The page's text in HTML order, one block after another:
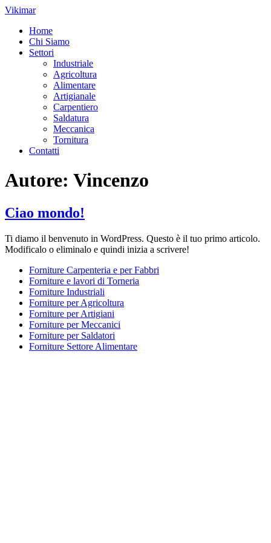
Vai
contenuto
Vikimar
Home
Chi Siamo
Settori
Industriale
Agricoltura
Alimentare
Artigianale
Carpentiero
Saldatura
Meccanica
Tornitura
Contatti
Autore: Vincenzo
Ciao mondo!
Ti diamo il benvenuto in WordPress. Questo è il tuo primo articolo.
Modificalo o eliminalo e quindi inizia a scrivere!
Forniture Carpenteria e per Fabbri
Forniture e lavori di Torneria
Forniture Industriali
Forniture per Agricoltura
Forniture per Artigiani
Forniture per Meccanici
Forniture per Saldatori
Forniture Settore Alimentare